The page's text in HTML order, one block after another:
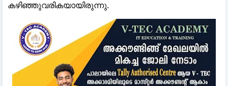
കഴിഞ്ഞുവരികയായിരുന്നു.